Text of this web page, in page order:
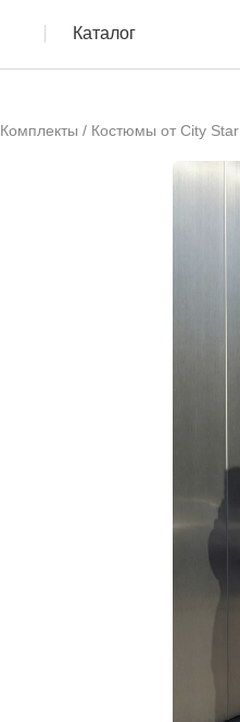
Каталог
Комплекты / Костюмы от City Star